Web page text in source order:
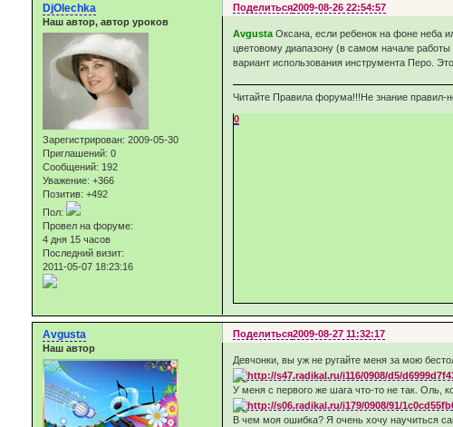
Поделиться2009-08-26 22:54:57
DjOlechka
Наш автор, автор уроков
Зарегистрирован: 2009-05-30
Приглашений: 0
Сообщений: 192
Уважение: +366
Позитив: +492
Пол:
Провел на форуме:
4 дня 15 часов
Последний визит:
2011-05-07 18:23:16
AvgustaОксана, если ребенок на фоне неба
цветовому диапазону (в самом начале
вариант использования инструмента Перо.
Читайте Правила форума!!!Не знание правил-
0
Поделиться2009-08-27 11:32:17
Avgusta
Наш автор
Девчонки, вы уж не ругайте меня за мою
У меня с первого же шага что-то не так. Оль,
В чем моя ошибка? Я очень хочу научиться